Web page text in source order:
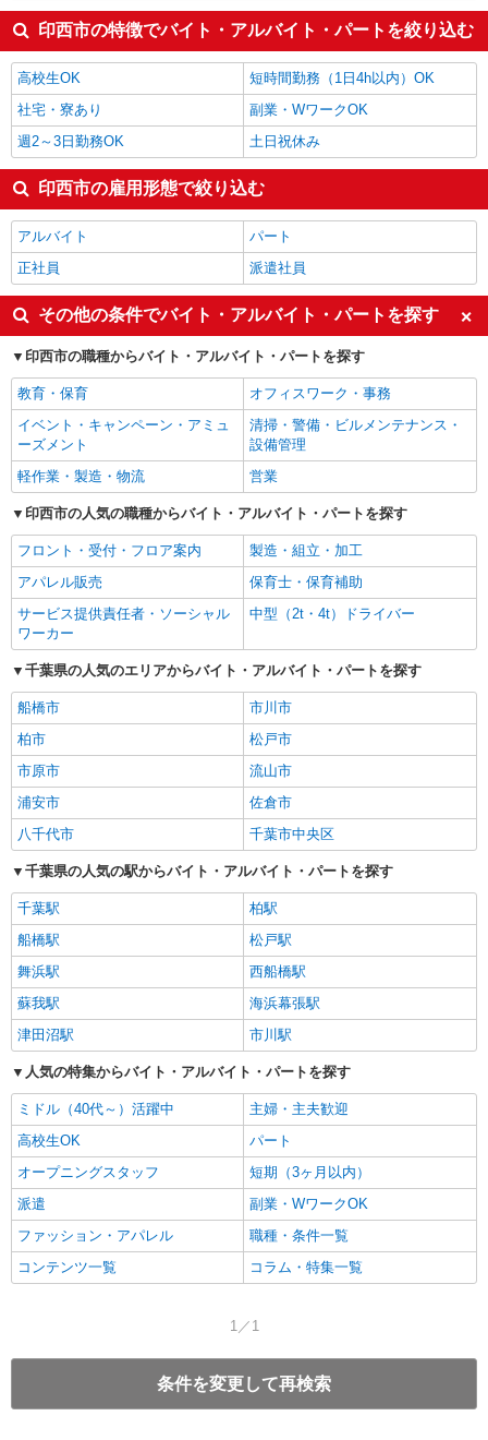
印西市の特徴でバイト・アルバイト・パートを絞り込む
高校生OK
短時間勤務（1日4h以内）OK
社宅・寮あり
副業・WワークOK
週2～3日勤務OK
土日祝休み
印西市の雇用形態で絞り込む
アルバイト
パート
正社員
派遣社員
その他の条件でバイト・アルバイト・パートを探す
印西市の職種からバイト・アルバイト・パートを探す
教育・保育
オフィスワーク・事務
イベント・キャンペーン・アミュ
ーズメント
清掃・警備・ビルメンテナンス・
設備管理
軽作業・製造・物流
営業
印西市の人気の職種からバイト・アルバイト・パートを探す
フロント・受付・フロア案内
製造・組立・加工
アパレル販売
保育士・保育補助
サービス提供責任者・ソーシャル
ワーカー
中型（2t・4t）ドライバー
千葉県の人気のエリアからバイト・アルバイト・パートを探す
船橋市
市川市
柏市
松戸市
市原市
流山市
浦安市
佐倉市
八千代市
千葉市中央区
千葉県の人気の駅からバイト・アルバイト・パートを探す
千葉駅
柏駅
船橋駅
松戸駅
舞浜駅
西船橋駅
蘇我駅
海浜幕張駅
津田沼駅
市川駅
人気の特集からバイト・アルバイト・パートを探す
ミドル（40代～）活躍中
主婦・主夫歓迎
高校生OK
パート
オープニングスタッフ
短期（3ヶ月以内）
派遣
副業・WワークOK
ファッション・アパレル
職種・条件一覧
コンテンツ一覧
コラム・特集一覧
1／1
条件を変更して再検索